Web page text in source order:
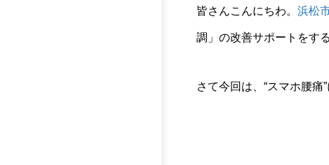
皆さんこんにちわ。 浜松
調」の改善サポートをす
さて今回は、“スマホ腰痛